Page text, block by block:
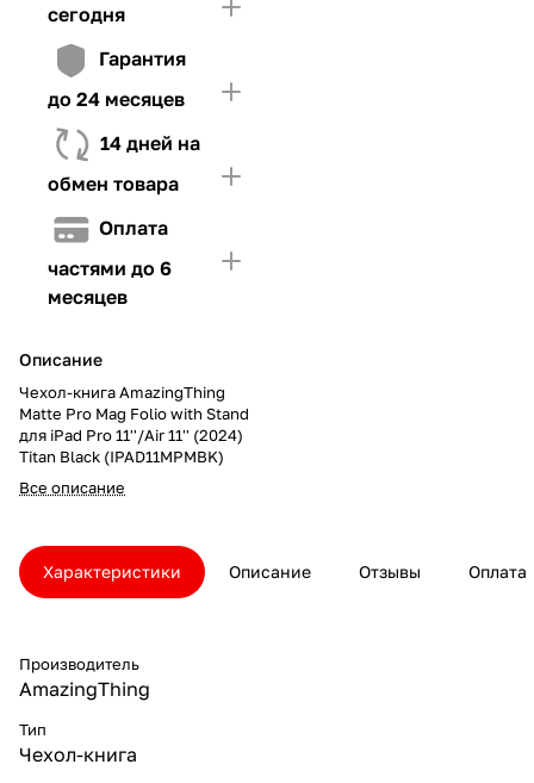
сегодня
Гарантия
до 24 месяцев
14 дней на
обмен товара
Оплата
частями до 6
месяцев
Описание
Чехол-книга AmazingThing
Matte Pro Mag Folio with Stand
для iPad Pro 11''/Air 11'' (2024)
Titan Black (IPAD11MPMBK)
Все описание
Характеристики Описание Отзывы Оплата
Производитель
AmazingThing
Тип
Чехол-книга